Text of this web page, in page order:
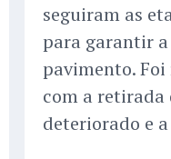
seguiram as
para garantir
pavimento.
com a
deteriorado e